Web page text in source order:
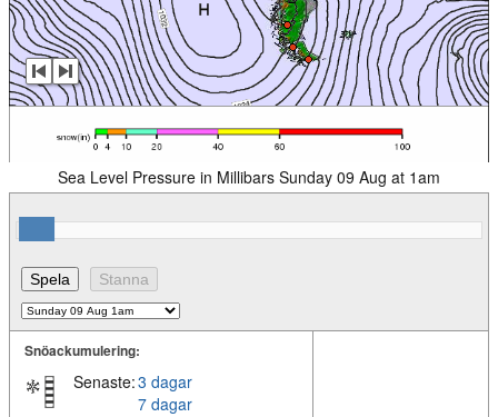
Sea Level Pressure in Millibars Sunday 09 Aug at 1am
Snöackumulering:
Senaste:3 dagar
7 dagar